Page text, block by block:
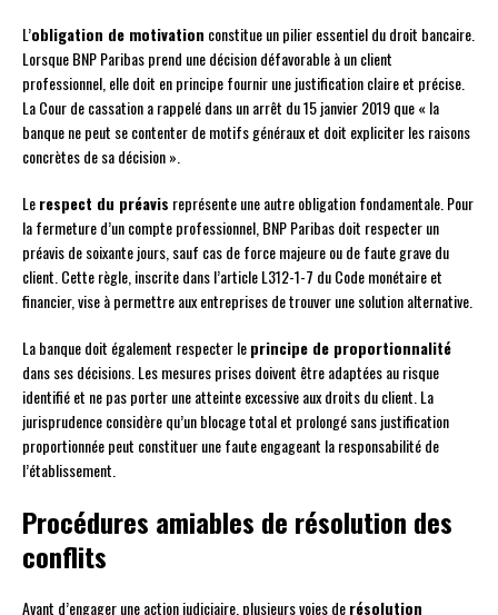
L’obligation de motivation constitue un pilier essentiel du droit bancaire.
Lorsque BNP Paribas prend une décision défavorable à un client
professionnel, elle doit en principe fournir une justification claire et précise.
La Cour de cassation a rappelé dans un arrêt du 15 janvier 2019 que « la
banque ne peut se contenter de motifs généraux et doit expliciter les raisons
concrètes de sa décision ».
Lerespect du préavis représente une autre obligation fondamentale. Pour
la fermeture d’un compte professionnel, BNP Paribas doit respecter un
préavis de soixante jours, sauf cas de force majeure ou de faute grave du
client. Cette règle, inscrite dans l’article L312-1-7 du Code monétaire et
financier, vise à permettre aux entreprises de trouver une solution alternative.
La banque doit également respecter leprincipe de proportionnalité
dans ses décisions. Les mesures prises doivent être adaptées au risque
identifié et ne pas porter une atteinte excessive aux droits du client. La
jurisprudence considère qu’un blocage total et prolongé sans justification
proportionnée peut constituer une faute engageant la responsabilité de
l’établissement.
Procédures amiables de résolution des
conflits
Avant d’engager une action judiciaire, plusieurs voies derésolution